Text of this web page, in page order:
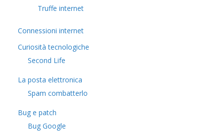
Truffe internet
Connessioni internet
Curiosità tecnologiche
​Second Life
La posta elettronica
Spam combatterlo
Bug e patch
Bug Google